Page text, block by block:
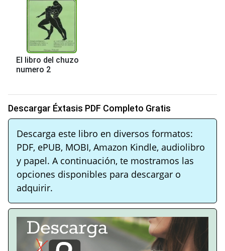
El libro del chuzo
numero 2
Descargar Éxtasis PDF Completo Gratis
Descarga este libro en diversos formatos:
PDF, ePUB, MOBI, Amazon Kindle, audiolibro
y papel. A continuación, te mostramos las
opciones disponibles para descargar o
adquirir.